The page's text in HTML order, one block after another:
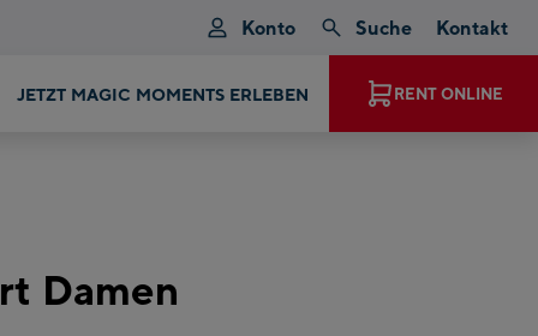
Konto Suche Kontakt
JETZT MAGIC MOMENTS ERLEBEN RENT ONLINE
Damen